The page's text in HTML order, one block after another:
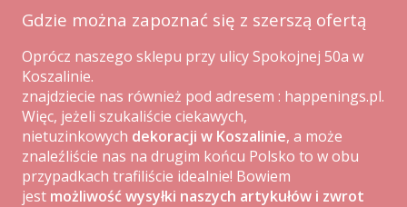
Gdzie można zapoznać się z szerszą ofertą
Oprócz naszego sklepu przy ulicy Spokojnej 50a w
Koszalinie.
znajdziecie nas również pod adresem : happenings.pl.
Więc, jeżeli szukaliście ciekawych,
nietuzinkowych dekoracji w Koszalinie, a może
znaleźliście nas na drugim końcu Polsko to w obu
przypadkach trafiliście idealnie! Bowiem
jest możliwość wysyłki naszych artykułów i zwrot